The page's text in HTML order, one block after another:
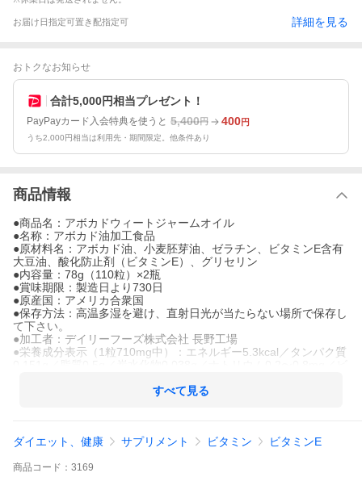
お届け日指定可置き配指定可 詳細を見る
おトクなお知らせ
合計5,000円相当プレゼント！
PayPayカード入会特典を使うと 5,400円 400円
うち2,000円相当は利用先・期間限定。他条件あり
商品情報
●商品名：アボカドウィートジャームオイル
●名称：アボカド油加工食品
●原材料名：アボカド油、小麦胚芽油、ゼラチン、ビタミンE含有
大豆油、酸化防止剤（ビタミンE）、グリセリン
●内容量：78g（110粒）×2瓶
●賞味期限：製造日より730日
●原産国：アメリカ合衆国
●保存方法：高温多湿を避け、直射日光が当たらない場所で保存し
て下さい。
●加工者：デイリーフーズ株式会社 長野工場
●栄養成分表示（1粒710mg中）：エネルギー5.3kcal／タンパク質
※開封後は、高温多湿を避け涼しい場所で保管してください。
すべて見る
ダイエット、健康 サプリメント ビタミン ビタミンE
商品 コード： 3169